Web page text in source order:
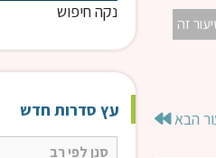
זה
הבא
נקה חיפוש
עץ סדרות חדש